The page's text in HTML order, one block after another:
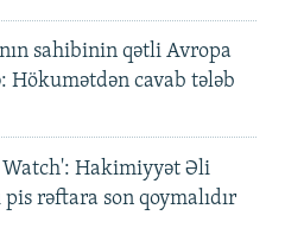
sahibinin qətli Avropa
Hökumətdən cavab tələb
Watch': Hakimiyyət Əli
rəftara son qoymalıdır